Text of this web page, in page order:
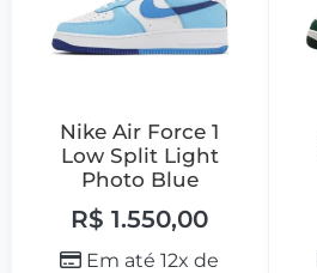
Nike Air Force 1
Low Split Light
Photo Blue
R$ 1.550,00
Em até 12x de